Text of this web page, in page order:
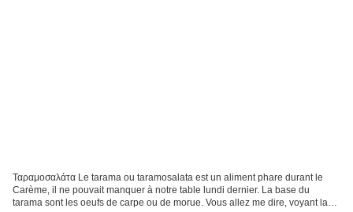
Ταραμοσαλάτα Le tarama ou taramosalata est un aliment phare durant le
Carème, il ne pouvait manquer à notre table lundi dernier. La base du
tarama sont les oeufs de carpe ou de morue. Vous allez me dire, voyant la